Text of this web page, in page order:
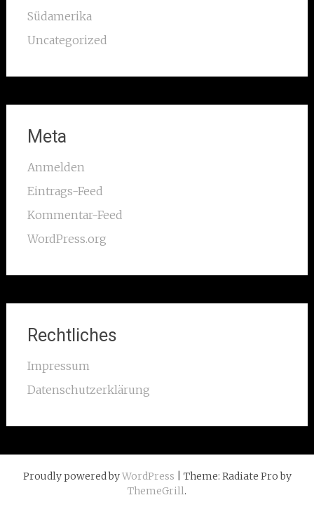
Südamerika
Uncategorized
Meta
Anmelden
Eintrags-Feed
Kommentar-Feed
WordPress.org
Rechtliches
Impressum
Datenschutzerklärung
Proudly powered byWordPress | Theme: Radiate Pro by
ThemeGrill.